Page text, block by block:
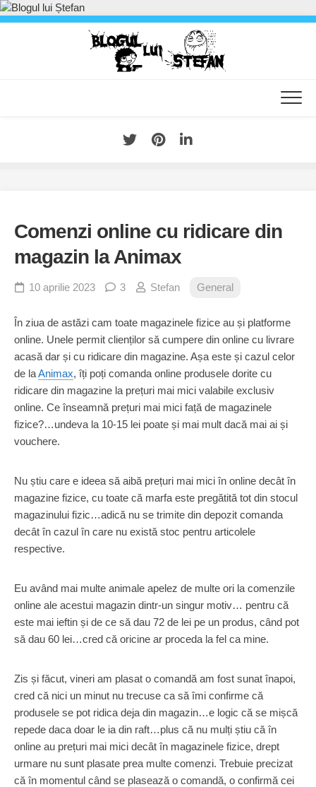
Skip
to
Comenzi online cu ridicare din
magazin la Animax
10 aprilie 2023 3 Stefan General
În ziua de astăzi cam toate magazinele fizice au și platforme
online. Unele permit clienților să cumpere din online cu livrare
acasă dar și cu ridicare din magazine. Așa este și cazul celor
de laAnimax, îți poți comanda online produsele dorite cu
ridicare din magazine la prețuri mai mici valabile exclusiv
online. Ce înseamnă prețuri mai mici față de magazinele
fizice?…undeva la 10-15 lei poate și mai mult dacă mai ai și
vouchere.
Nu știu care e ideea să aibă prețuri mai mici în online decât în
magazine fizice, cu toate că marfa este pregătită tot din stocul
magazinului fizic…adică nu se trimite din depozit comanda
decât în cazul în care nu există stoc pentru articolele
respective.
Eu având mai multe animale apelez de multe ori la comenzile
online ale acestui magazin dintr-un singur motiv… pentru că
este mai ieftin și de ce să dau 72 de lei pe un produs, când pot
să dau 60 lei…cred că oricine ar proceda la fel ca mine.
Zis și făcut, vineri am plasat o comandă am fost sunat înapoi,
cred că nici un minut nu trecuse ca să îmi confirme că
produsele se pot ridica deja din magazin…e logic că se mișcă
repede daca doar le ia din raft…plus că nu mulți știu că în
online au prețuri mai mici decât în magazinele fizice, drept
urmare nu sunt plasate prea multe comenzi. Trebuie precizat
că în momentul când se plasează o comandă, o confirmă cei